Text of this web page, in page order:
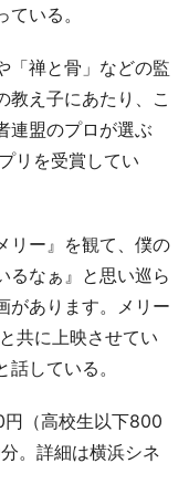
いる。
「禅と骨」などの監
教え子にあたり、こ
連盟のプロが選ぶ
リを受賞してい
リー』を観て、僕の
るなぁ』と思い巡ら
があります。メリー
共に上映させてい
している。
（高校生以下800
。詳細は横浜シネ